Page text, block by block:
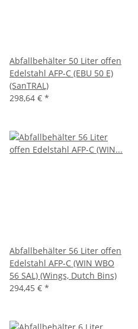
Abfallbehälter 50 Liter offen
Edelstahl AFP-C (EBU 50 E)
(SanTRAL)
298,64 € *
Abfallbehälter 56 Liter offen
Edelstahl AFP-C (WIN WBO
56 SAL) (Wings, Dutch Bins)
294,45 € *